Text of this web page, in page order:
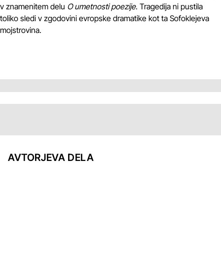
v znamenitem delu O umetnosti poezije. Tragedija ni pustila
toliko sledi v zgodovini evropske dramatike kot ta Sofoklejeva
mojstrovina.
AVTORJEVA DELA